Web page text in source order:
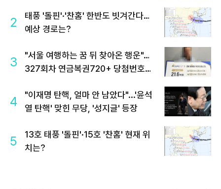
2
태풍 '돌핀'·'찬홈' 한반도 빗겨간다…
예상 경로는?
3
"서울 여행하는 꿈 뒤 찾아온 행운"…
327회차 연금복권720+ 당첨번호조
4
"이재명 탄핵, 얼마 안 남았다"...'윤석
열 탄핵' 맞힌 무당, '성지글' 등장
5
13호 태풍 '돌핀'·15호 '찬홈' 현재 위
치는?